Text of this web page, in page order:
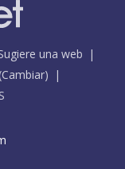
una web
Cambiar)